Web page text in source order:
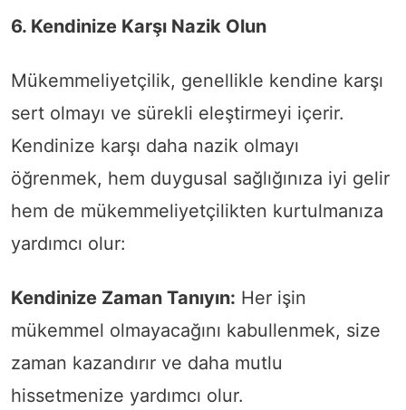
6. Kendinize Karşı Nazik Olun
Mükemmeliyetçilik, genellikle kendine karşı
sert olmayı ve sürekli eleştirmeyi içerir.
Kendinize karşı daha nazik olmayı
öğrenmek, hem duygusal sağlığınıza iyi gelir
hem de mükemmeliyetçilikten kurtulmanıza
yardımcı olur:
Kendinize Zaman Tanıyın: Her işin
mükemmel olmayacağını kabullenmek, size
zaman kazandırır ve daha mutlu
hissetmenize yardımcı olur.